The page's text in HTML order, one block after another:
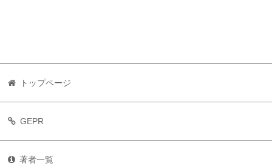
トップページ
GEPR
著者一覧